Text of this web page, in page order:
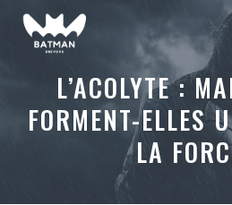
Aller
L’ACOLYTE :
FORMENT-ELLES
LA